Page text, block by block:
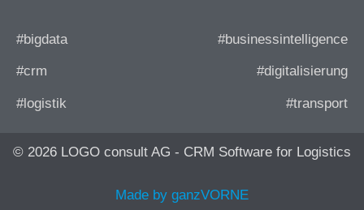
#bigdata #businessintelligence
#crm #digitalisierung
#logistik #transport
© 2026 LOGO consult AG - CRM Software for Logistics
Made by ganzVORNE